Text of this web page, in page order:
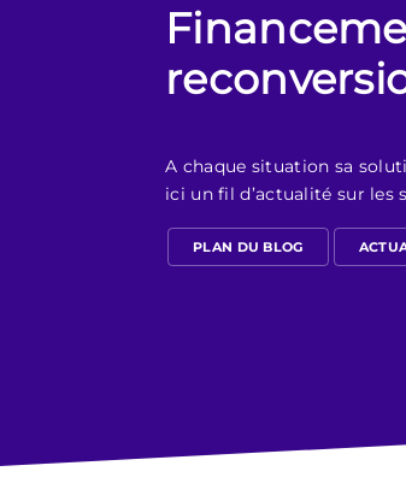
A chaque situation sa
ici un fil d’actualité sur les
PLAN DU BLOG